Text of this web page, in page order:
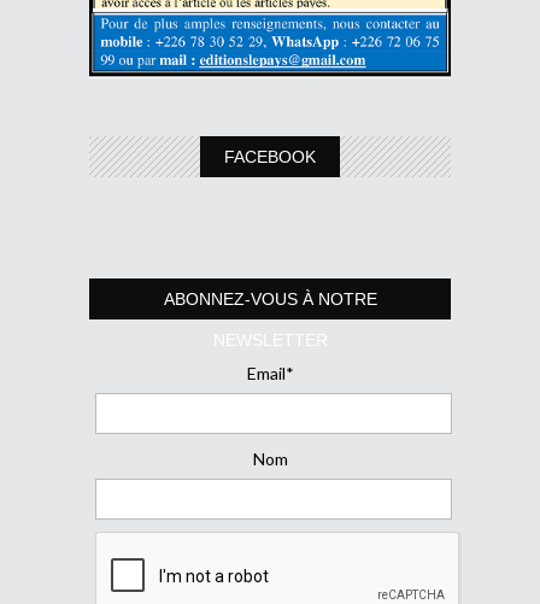
FACEBOOK
ABONNEZ-VOUS À NOTRE
NEWSLETTER
Email*
Nom